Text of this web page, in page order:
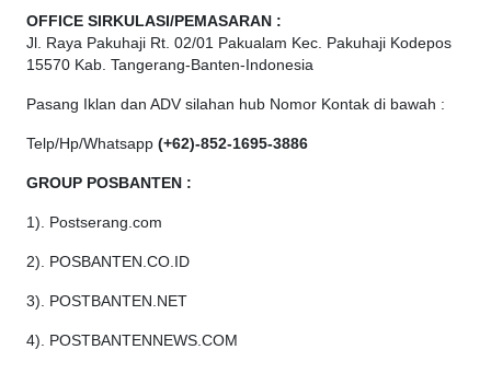
OFFICE SIRKULASI/PEMASARAN :
Jl. Raya Pakuhaji Rt. 02/01 Pakualam Kec. Pakuhaji Kodepos
15570 Kab. Tangerang-Banten-Indonesia
Pasang Iklan dan ADV silahan hub Nomor Kontak di bawah :
Telp/Hp/Whatsapp (+62)-852-1695-3886
GROUP POSBANTEN :
1). Postserang.com
2). POSBANTEN.CO.ID
3). POSTBANTEN.NET
4). POSTBANTENNEWS.COM